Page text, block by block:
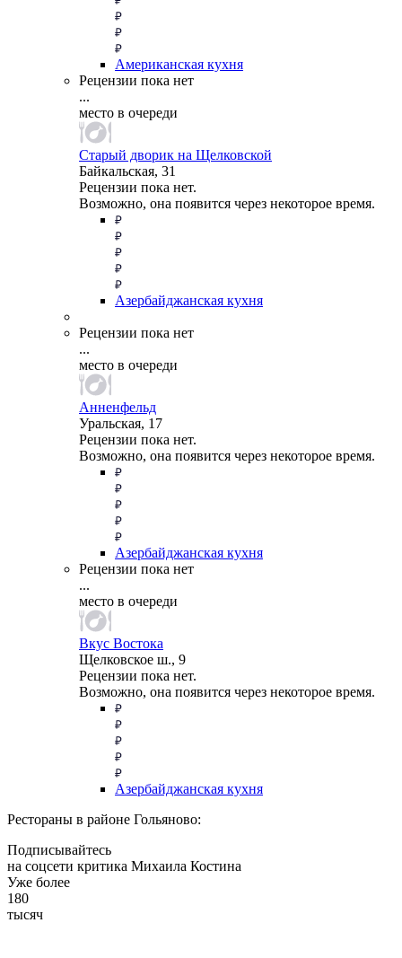
Американская кухня
Рецензии пока нет
...
место в очереди
Старый дворик на Щелковской
Байкальская, 31
Рецензии пока нет.
Возможно, она появится через некоторое время.
Азербайджанская кухня
Рецензии пока нет
...
место в очереди
Анненфельд
Уральская, 17
Рецензии пока нет.
Возможно, она появится через некоторое время.
Азербайджанская кухня
Рецензии пока нет
...
место в очереди
Вкус Востока
Щелковское ш., 9
Рецензии пока нет.
Возможно, она появится через некоторое время.
Азербайджанская кухня
Рестораны в районе Гольяново:
Подписывайтесь
на соцсети критика Михаила Костина
Уже более
180
тысяч